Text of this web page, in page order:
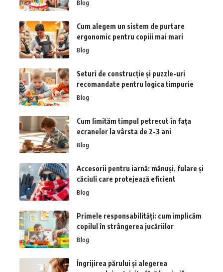
Blog
Cum alegem un sistem de purtare
ergonomic pentru copiii mai mari
Blog
Seturi de construcție și puzzle-uri
recomandate pentru logica timpurie
Blog
Cum limităm timpul petrecut în fața
ecranelor la vârsta de 2-3 ani
Blog
Accesorii pentru iarnă: mănuși, fulare și
căciuli care protejează eficient
Blog
Primele responsabilități: cum implicăm
copilul în strângerea jucăriilor
Blog
Îngrijirea părului și alegerea